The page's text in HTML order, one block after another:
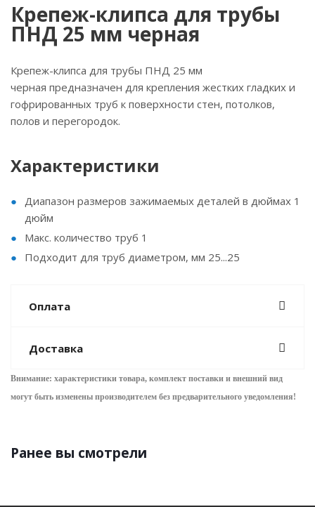
Крепеж-клипса для трубы
ПНД 25 мм черная
Крепеж-клипса для трубы ПНД 25 мм
черная предназначен для крепления жестких гладких и
гофрированных труб к поверхности стен, потолков,
полов и перегородок.
Характеристики
Диапазон размеров зажимаемых деталей в дюймах 1
дюйм
Макс. количество труб 1
Подходит для труб диаметром, мм 25...25
Оплата
Доставка
Внимание: характеристики товара, комплект поставки и внешний вид
могут быть изменены производителем без предварительного уведомления!
Ранее вы смотрели